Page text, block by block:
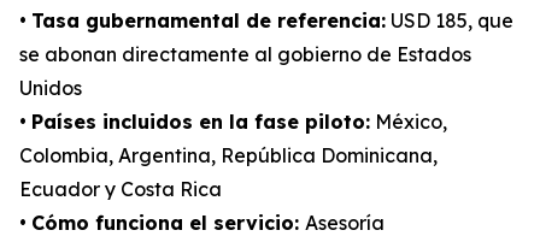
• Tasa gubernamental de referencia: USD 185, que
se abonan directamente al gobierno de Estados
Unidos
• Países incluidos en la fase piloto: México,
Colombia, Argentina, República Dominicana,
Ecuador y Costa Rica
• Cómo funciona el servicio: Asesoría